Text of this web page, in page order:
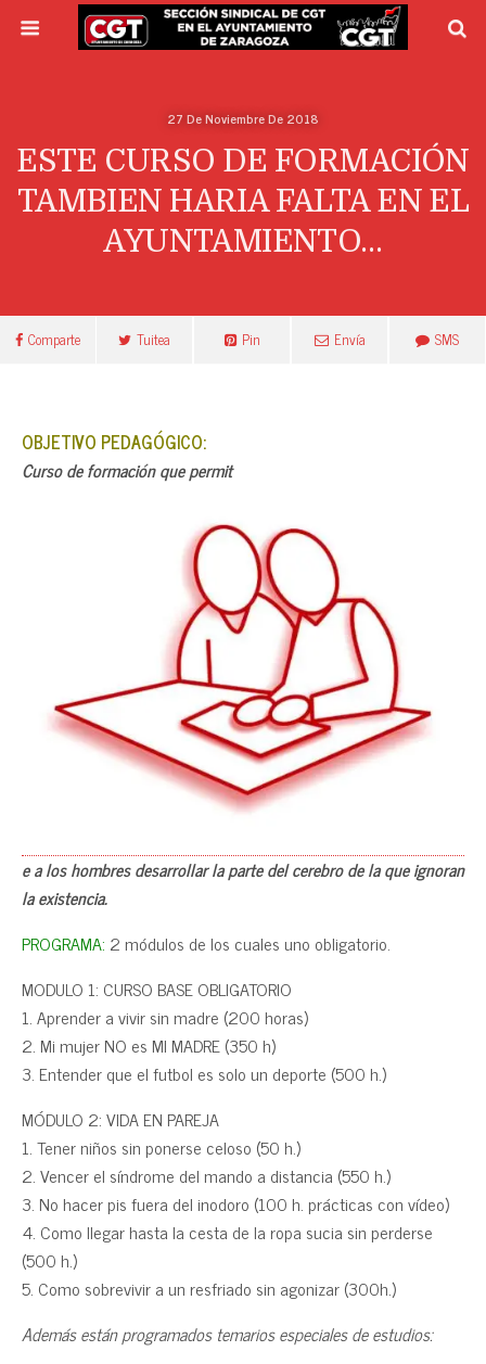
27 De Noviembre De 2018
ESTE CURSO DE FORMACIÓN
TAMBIEN HARIA FALTA EN EL
AYUNTAMIENTO…
Comparte Tuitea Pin Envía SMS
OBJETIVO PEDAGÓGICO:
Curso de formación que permit
e a los hombres desarrollar la parte del cerebro de la que ignoran
la existencia.
PROGRAMA: 2 módulos de los cuales uno obligatorio.
MODULO 1: CURSO BASE OBLIGATORIO
1. Aprender a vivir sin madre (200 horas)
2. Mi mujer NO es MI MADRE (350 h)
3. Entender que el futbol es solo un deporte (500 h.)
MÓDULO 2: VIDA EN PAREJA
1. Tener niños sin ponerse celoso (50 h.)
2. Vencer el síndrome del mando a distancia (550 h.)
3. No hacer pis fuera del inodoro (100 h. prácticas con vídeo)
4. Como llegar hasta la cesta de la ropa sucia sin perderse
(500 h.)
5. Como sobrevivir a un resfriado sin agonizar (300h.)
Además están programados temarios especiales de estudios: